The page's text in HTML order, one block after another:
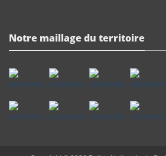
Notre maillage du territoire